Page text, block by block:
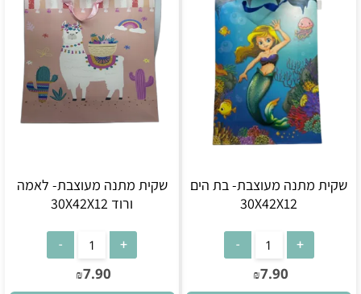
שקית מתנה מעוצבת- בת הים
30X42X12
₪7.90
שקית מתנה מעוצבת- לאמה
ורוד 30X42X12
₪7.90